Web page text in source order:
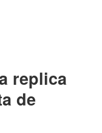
replica
de